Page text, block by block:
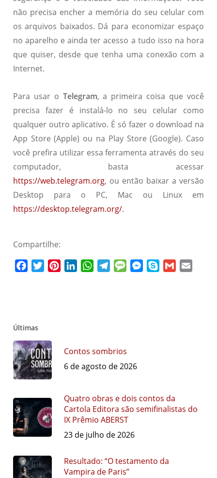
não precisa encher a memória do seu celular com
os arquivos baixados. Dá para economizar espaço
no aparelho e ainda ter acesso a tudo isso na hora
que quiser, desde que tenha uma conexão com a
Internet.
Para usar o Telegram, a primeira coisa que você
precisa fazer é instalá-lo no seu celular como
qualquer outro aplicativo. É só fazer o download na
App Store (Apple) ou na Play Store (Google). Caso
você prefira utilizar essa ferramenta através do seu
computador, basta acessar
https://web.telegram.org, ou então baixar a versão
Desktop para o PC, Mac ou Linux em
https://desktop.telegram.org/.
Compartilhe:
FacebookTwitterPinterestLinkedInWhatsAppTelegramMessageMessenger
Skype Gmail
Últimas
Contos sombrios
6 de agosto de 2026
Quatro obras e dois contos da
Cartola Editora são semifinalistas do
IX Prêmio ABERST
23 de julho de 2026
Resultado: “O testamento da
Vampira de Paris”